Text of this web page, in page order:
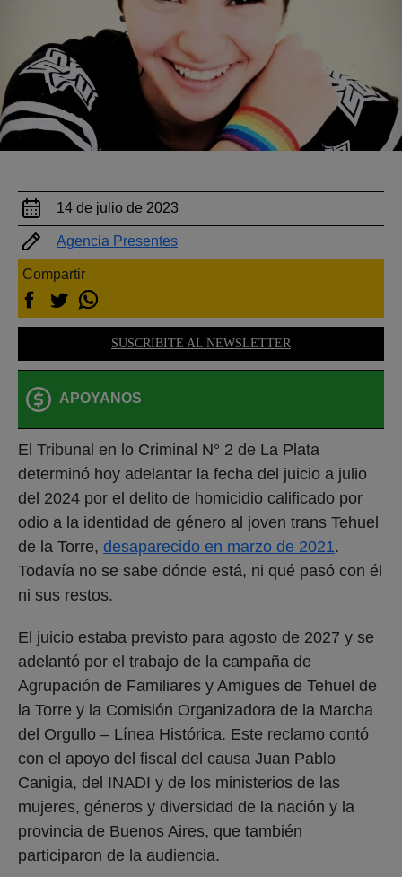
14 de julio de 2023
Agencia Presentes
Compartir
SUSCRIBITE AL NEWSLETTER
APOYANOS
El Tribunal en lo Criminal N° 2 de La Plata
determinó hoy adelantar la fecha del juicio a julio
del 2024 por el delito de homicidio calificado por
odio a la identidad de género al joven trans Tehuel
de la Torre, desaparecido en marzo de 2021.
Todavía no se sabe dónde está, ni qué pasó con él
ni sus restos.
El juicio estaba previsto para agosto de 2027 y se
adelantó por el trabajo de la campaña de
Agrupación de Familiares y Amigues de Tehuel de
la Torre y la Comisión Organizadora de la Marcha
del Orgullo – Línea Histórica. Este reclamo contó
con el apoyo del fiscal del causa Juan Pablo
Canigia, del INADI y de los ministerios de las
mujeres, géneros y diversidad de la nación y la
provincia de Buenos Aires, que también
participaron de la audiencia.